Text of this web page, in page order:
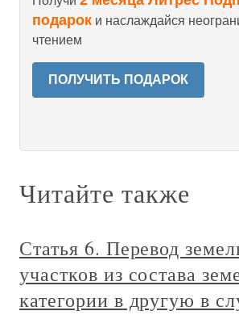
подарок и наслаждайся
чтением
ПОЛУЧИТЬ ПОДАРОК
Читайте также
Статья 6. Перевод
участков из состава
категории в другую в